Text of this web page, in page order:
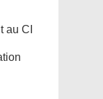
au CI